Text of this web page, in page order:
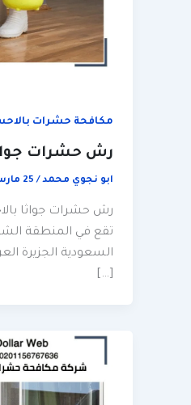
مكافحة حشرات
رش حشرات
ابو نجوي محمد / 25 مارس، 2024
رش حشرات جواثا
تقع في المنطقة
السعودية الجزيرة
[…]